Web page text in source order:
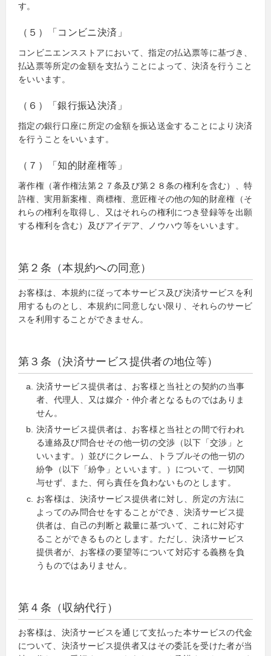
す。
（５）「コンビニ決済」
コンビニエンスストアにおいて、指定の払込票等に基づき、
払込票等所定の金額を支払うことによって、決済を行うこと
をいいます。
（６）「銀行振込決済」
指定の銀行口座に所定の金額を振込送金することにより決済
を行うことをいいます。
（７）「知的財産権等」
著作権（著作権法第２７条及び第２８条の権利を含む）、特
許権、実用新案権、商標権、意匠権その他の知的財産権（そ
れらの権利を取得し、又はそれらの権利につき登録等を出願
する権利を含む）及びアイデア、ノウハウ等をいいます。
第２条（本規約への同意）
お客様は、本規約に従って本サービス及び決済サービスを利
用するものとし、本規約に同意しない限り、それらのサービ
スを利用することができません。
第３条（決済サービス提供者の地位等）
決済サービス提供者は、お客様と当社との契約の当事
者、代理人、又は媒介・仲介者となるものではありま
せん。
決済サービス提供者は、お客様と当社との間で行われ
る連絡及び問合せその他一切の交渉（以下「交渉」と
いいます。）並びにクレーム、トラブルその他一切の
紛争（以下「紛争」といいます。）について、一切関
与せず、また、何ら責任を負わないものとします。
お客様は、決済サービス提供者に対し、所定の方法に
よってのみ問合せをすることができ、決済サービス提
供者は、自己の判断と裁量に基づいて、これに対応す
ることができるものとします。ただし、決済サービス
提供者が、お客様の要望等について対応する義務を負
うものではありません。
第４条（収納代行）
お客様は、決済サービスを通じて支払った本サービスの代金
について、決済サービス提供者又はその委託を受けた者が当